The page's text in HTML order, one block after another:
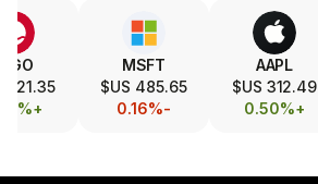
MSFT
485.65 US$
-0.16%
AVGO
421.35 US$
+0.77%
412.70 US$
+0.17%